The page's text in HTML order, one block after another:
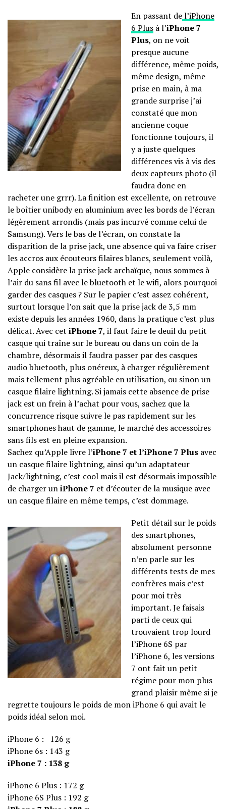
En passant del’iPhone
6 Plus à l’iPhone 7
Plus, on ne voit
presque aucune
différence, même poids,
même design, même
prise en main, à ma
grande surprise j’ai
constaté que mon
ancienne coque
fonctionne toujours, il
y a juste quelques
différences vis à vis des
deux capteurs photo (il
faudra donc en
racheter une grrr). La finition est excellente, on retrouve
le boîtier unibody en aluminium avec les bords de l’écran
légèrement arrondis (mais pas incurvé comme celui de
Samsung). Vers le bas de l’écran, on constate la
disparition de la prise jack, une absence qui va faire criser
les accros aux écouteurs filaires blancs, seulement voilà,
Apple considère la prise jack archaïque, nous sommes à
l’air du sans fil avec le bluetooth et le wifi, alors pourquoi
garder des casques ? Sur le papier c’est assez cohérent,
surtout lorsque l’on sait que la prise jack de 3,5 mm
existe depuis les années 1960, dans la pratique c’est plus
délicat. Avec cet iPhone 7, il faut faire le deuil du petit
casque qui traîne sur le bureau ou dans un coin de la
chambre, désormais il faudra passer par des casques
audio bluetooth, plus onéreux, à charger régulièrement
mais tellement plus agréable en utilisation, ou sinon un
casque filaire lightning. Si jamais cette absence de prise
jack est un frein à l’achat pour vous, sachez que la
concurrence risque suivre le pas rapidement sur les
smartphones haut de gamme, le marché des accessoires
sans fils est en pleine expansion.
Sachez qu’Apple livre l’iPhone 7 et l’iPhone 7 Plus avec
un casque filaire lightning, ainsi qu’un adaptateur
Jack/lightning, c’est cool mais il est désormais impossible
de charger uniPhone 7 et d’écouter de la musique avec
un casque filaire en même temps, c’est dommage.
Petit détail sur le poids
des smartphones,
absolument personne
n’en parle sur les
différents tests de mes
confrères mais c’est
pour moi très
important. Je faisais
parti de ceux qui
trouvaient trop lourd
l’iPhone 6S par
l’iPhone 6, les versions
7 ont fait un petit
régime pour mon plus
grand plaisir même si je
regrette toujours le poids de mon iPhone 6 qui avait le
poids idéal selon moi.
iPhone 6 : 126 g
iPhone 6s : 143 g
iPhone 7 : 138 g
iPhone 6 Plus : 172 g
iPhone 6S Plus : 192 g